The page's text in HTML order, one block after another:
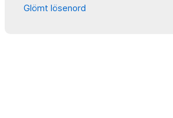
Glömt lösenord